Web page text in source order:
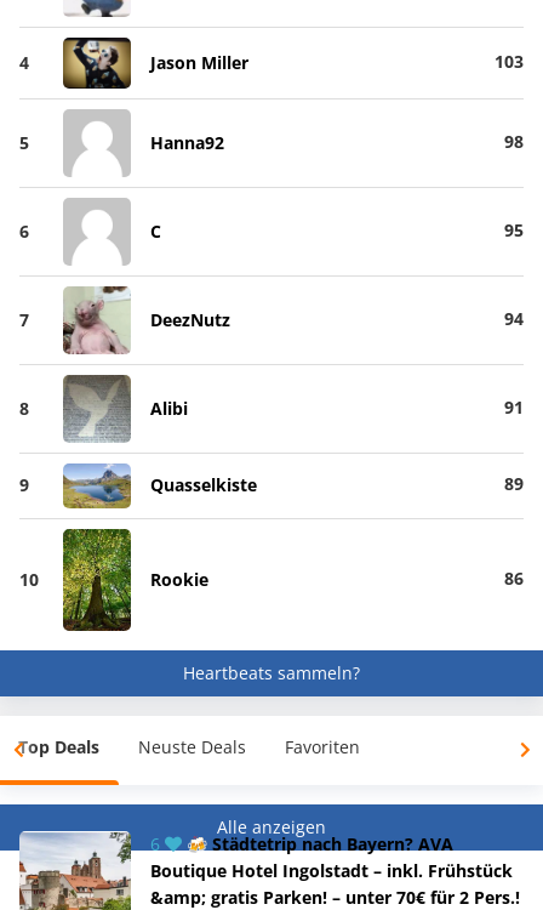
4 Jason Miller 103
5 Hanna92 98
6 C 95
7 DeezNutz 94
8 Alibi 91
9 Quasselkiste 89
10 Rookie 86
Heartbeats sammeln?
Top Deals Neuste Deals Favoriten
Alle anzeigen
6
🍻 Städtetrip nach Bayern? AVA
Boutique Hotel Ingolstadt – inkl. Frühstück
&amp; gratis Parken! – unter 70€ für 2 Pers.!